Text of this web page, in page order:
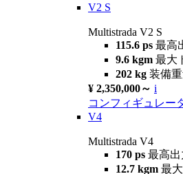
V2 S
Multistrada V2 S
115.6 ps 最高
9.6 kgm 最大
202 kg 装備
¥ 2,350,000～ i
コンフィギュレー
V4
Multistrada V4
170 ps 最高出
12.7 kgm 最